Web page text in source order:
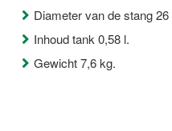
Diameter van de stang
Inhoud tank 0,58 l.
Gewicht 7,6 kg.